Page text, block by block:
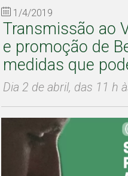
1/4/2019
Transmissão ao
e promoção de
medidas que
Dia 2 de abril, das 11 h